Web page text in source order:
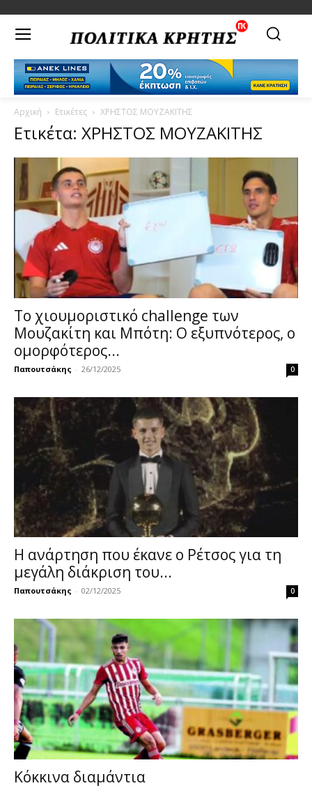
Αρχική Ετικέτες ΧΡΗΣΤΟΣ ΜΟΥΖΑΚΙΤΗΣ
Ετικέτα: ΧΡΗΣΤΟΣ ΜΟΥΖΑΚΙΤΗΣ
Το χιουμοριστικό challenge των
Μουζακίτη και Μπότη: Ο εξυπνότερος, ο
ομορφότερος...
Παπουτσάκης - 26/12/2025 0
Η ανάρτηση που έκανε ο Ρέτσος για τη
μεγάλη διάκριση του...
Παπουτσάκης - 02/12/2025 0
Κόκκινα διαμάντια